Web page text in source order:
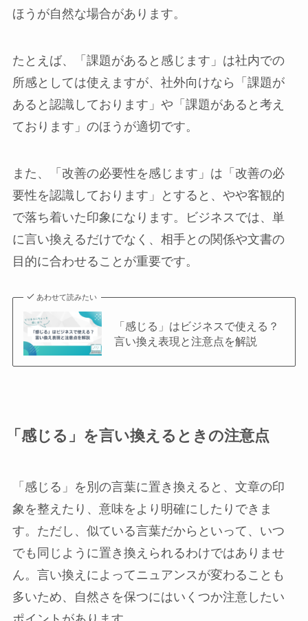
ほうが自然な場合があります。
たとえば、「課題があると感じます」は社内での
所感としては使えますが、社外向けなら「課題が
あると認識しております」や「課題があると考え
ております」のほうが適切です。
また、「改善の必要性を感じます」は「改善の必
要性を認識しております」とすると、やや客観的
で落ち着いた印象になります。ビジネスでは、単
に言い換えるだけでなく、相手との関係や文書の
目的に合わせることが重要です。
あわせて読みたい
「感じる」はビジネスで使える？
言い換え表現と注意点を解説
「感じる」を言い換えるときの注意点
「感じる」を別の言葉に置き換えると、文章の印
象を整えたり、意味をより明確にしたりできま
す。ただし、似ている言葉だからといって、いつ
でも同じように置き換えられるわけではありませ
ん。言い換えによってニュアンスが変わることも
多いため、自然さを保つにはいくつか注意したい